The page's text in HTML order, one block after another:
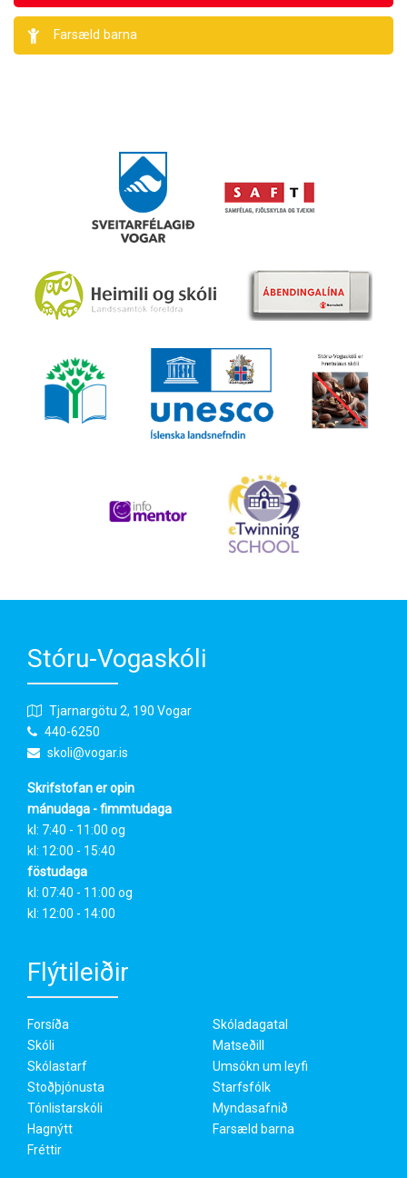
Farsæld barna
Stóru-Vogaskóli
Tjarnargötu 2, 190 Vogar
440-6250
skoli@vogar.is
Skrifstofan er opin
mánudaga - fimmtudaga
kl: 7:40 - 11:00 og
kl: 12:00 - 15:40
föstudaga
kl: 07:40 - 11:00 og
kl: 12:00 - 14:00
Flýtileiðir
Forsíða
Skóli
Skólastarf
Stoðþjónusta
Tónlistarskóli
Hagnýtt
Fréttir
Skóladagatal
Matseðill
Umsókn um leyfi
Starfsfólk
Myndasafnið
Farsæld barna